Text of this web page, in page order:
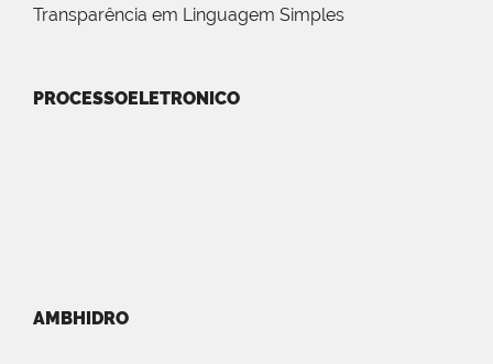
Transparência em Linguagem Simples
PROCESSOELETRONICO
AMBHIDRO